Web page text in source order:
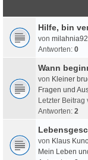
Hilfe, bin
von milahnia92
Antworten: 0
Wann
von Kleiner
Fragen und
Letzter Beitrag
Antworten: 2
von Klaus
Mein Leben